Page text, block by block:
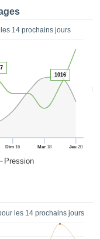
14 prochains jours
Pression
50
Dim 16 Mar18 Jeu 20
1016
les 14 prochains jours